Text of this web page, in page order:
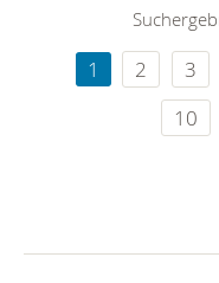
1 2 3
10